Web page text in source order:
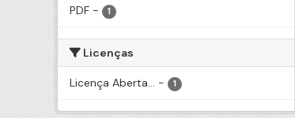
PDF - 1
Licenças
Licença Aberta... - 1